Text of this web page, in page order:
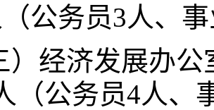
（公务员3人、
）经济发展办
（公务员4人、